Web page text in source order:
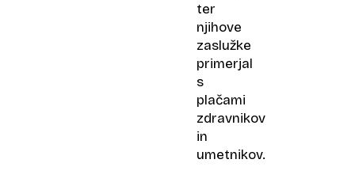
ter
njihove
zaslužke
primerjal
s
plačami
zdravnikov
in
umetnikov.